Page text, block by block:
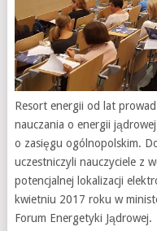
Resort energii od lat
nauczania o energii
o zasięgu ogólnopolskim.
uczestniczyli nauczyciele z
potencjalnej lokalizacji
kwietniu 2017 roku w
Forum Energetyki Jądrowej.